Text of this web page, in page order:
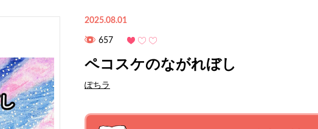
2025.08.01
657
ペコスケのながれぼし
ぽちラ